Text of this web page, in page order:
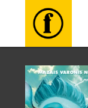
Filmas
🎵